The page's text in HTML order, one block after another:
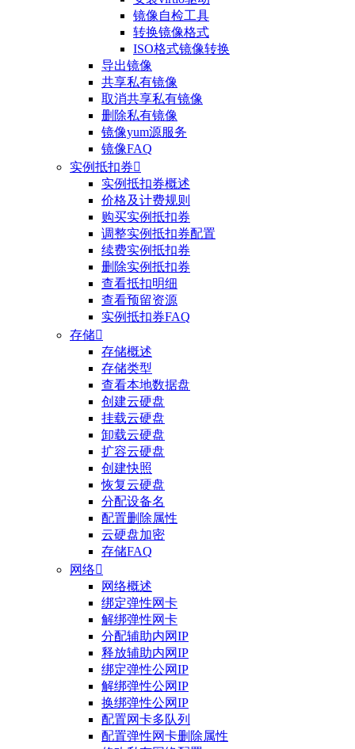
镜像自检工具
转换镜像格式
ISO格式镜像转换
导出镜像
共享私有镜像
取消共享私有镜像
删除私有镜像
镜像yum源服务
镜像FAQ
实例抵扣券
实例抵扣券概述
价格及计费规则
购买实例抵扣券
调整实例抵扣券配置
续费实例抵扣券
删除实例抵扣券
查看抵扣明细
查看预留资源
实例抵扣券FAQ
存储
存储概述
存储类型
查看本地数据盘
创建云硬盘
挂载云硬盘
卸载云硬盘
扩容云硬盘
创建快照
恢复云硬盘
分配设备名
配置删除属性
云硬盘加密
存储FAQ
网络
网络概述
绑定弹性网卡
解绑弹性网卡
分配辅助内网IP
释放辅助内网IP
绑定弹性公网IP
解绑弹性公网IP
换绑弹性公网IP
配置网卡多队列
配置弹性网卡删除属性